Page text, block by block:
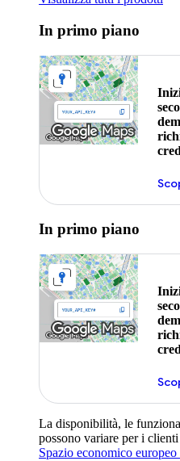
In primo piano
In primo piano
La disponibilità, le
possono variare per i
Spazio economico